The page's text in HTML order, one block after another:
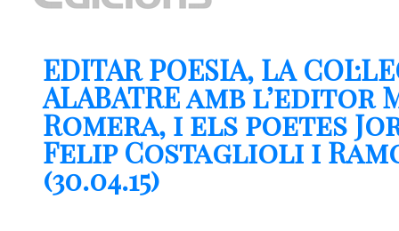
EDITAR POESIA, LA
ALABATRE amb l’editor
Romera, i els poetes
Felip Costaglioli i
(30.04.15)